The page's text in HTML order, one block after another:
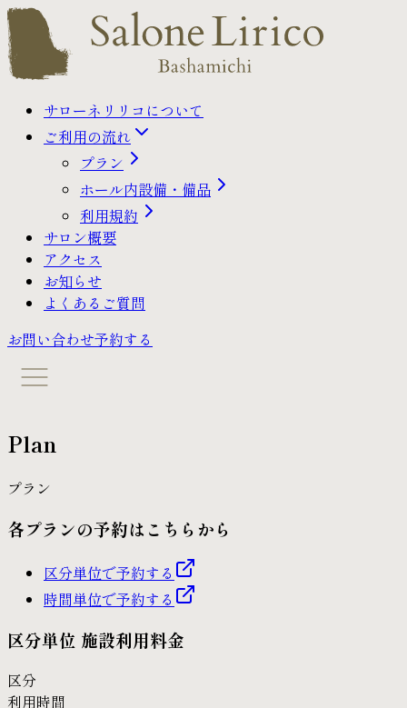
サローネリリコについて
ご利用の流れ
プラン
ホール内設備・備品
利用規約
サロン概要
アクセス
お知らせ
よくあるご質問
お問い合わせ予約する
Plan
プラン
各プランの予約はこちらから
区分単位で予約する
時間単位で予約する
区分単位 施設利用料金
区分
利用時間